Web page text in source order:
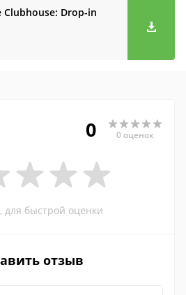
Drop-in
0 0 оценок
для быстрой оценки
отзыв